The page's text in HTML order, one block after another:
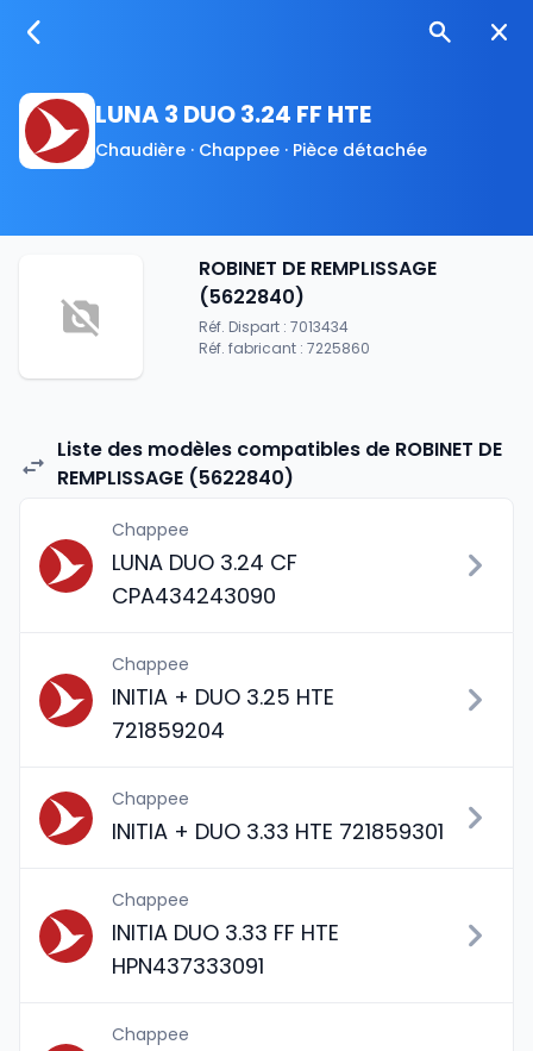
LUNA 3 DUO 3.24 FF HTE
Chaudière · Chappee · Pièce détachée
ROBINET DE REMPLISSAGE
(5622840)
Réf. Dispart : 7013434
Réf. fabricant : 7225860
Liste des modèles compatibles de ROBINET DE
REMPLISSAGE (5622840)
Chappee
LUNA DUO 3.24 CF
CPA434243090
Chappee
INITIA + DUO 3.25 HTE
721859204
Chappee
INITIA + DUO 3.33 HTE 721859301
Chappee
INITIA DUO 3.33 FF HTE
HPN437333091
Chappee